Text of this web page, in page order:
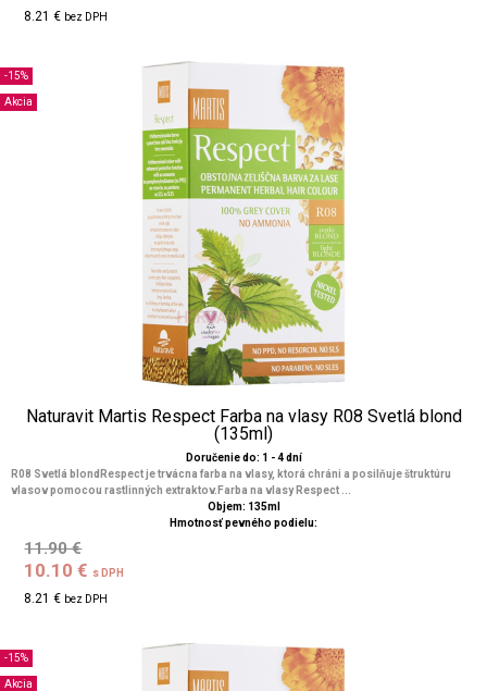
8.21 € bez DPH
-15%
Akcia
Naturavit Martis Respect Farba na vlasy R08 Svetlá blond
(135ml)
Doručenie do: 1 - 4 dní
R08 Svetlá blondRespect je trvácna farba na vlasy, ktorá chráni a posilňuje štruktúru
vlasov pomocou rastlinných extraktov.Farba na vlasy Respect ...
Objem: 135ml
Hmotnosť pevného podielu:
11.90 €
10.10 € s DPH
8.21 € bez DPH
-15%
Akcia